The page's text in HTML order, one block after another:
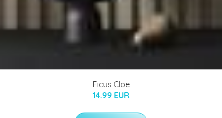
Ficus Cloe
14.99 EUR